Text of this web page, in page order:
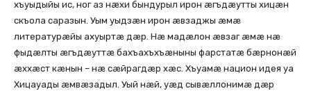
хъуыдыйы ис, ног аз нæхи бындурыл ирон æгъдæутты хицæн
скъола саразын. Уым уыдзæн ирон æвзаджы æмæ
литературæйы ахуыртæ дæр. Нæ мадæлон æвзаг æмæ нæ
фыдæлты æгъдæуттæ бахъахъхъæныны фарстатæ бæрнонæй
æххæст кæнын – нæ сæйрагдæр хæс. Хъуамæ национ идея уа
Хицауады æмвæзадыл. Уый нæй, уæд сывæллонимæ дæр